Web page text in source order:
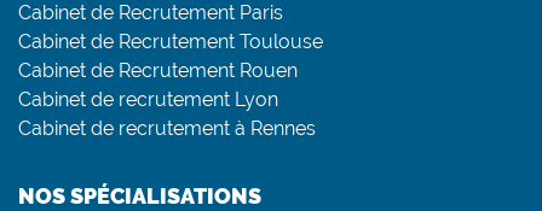
Cabinet de Recrutement Paris
Cabinet de Recrutement Toulouse
Cabinet de Recrutement Rouen
Cabinet de recrutement Lyon
Cabinet de recrutement à Rennes
NOS SPÉCIALISATIONS